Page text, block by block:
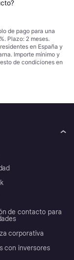
de pago para una
Plazo: 2 meses.
en España y
Importe mínimo y
de condiciones en
de contacto para
corporativa
con inversores